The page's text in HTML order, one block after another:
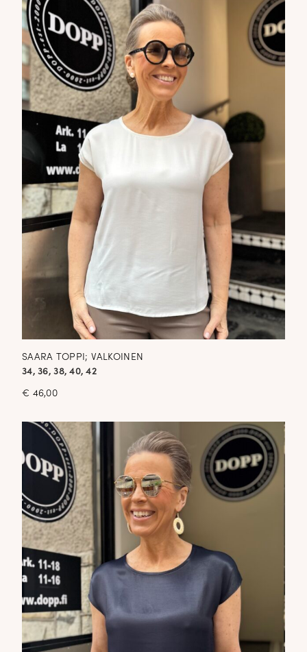
SAARA TOPPI; VALKOINEN
34, 36, 38, 40, 42
€ 46,00